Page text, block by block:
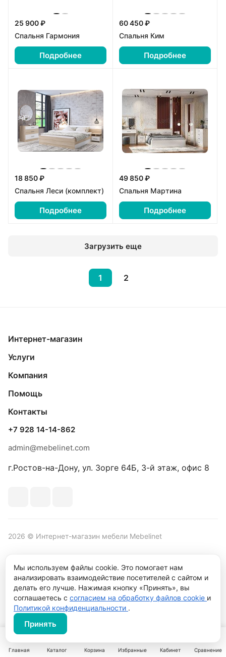
25 900 ₽
Спальня Гармония
Подробнее
60 450 ₽
Спальня Ким
Подробнее
18 850 ₽
Спальня Леси (комплект)
Подробнее
49 850 ₽
Спальня Мартина
Подробнее
Загрузить еще
1 2
Интернет-магазин
Услуги
Компания
Помощь
Контакты
+7 928 14-14-862
admin@mebelinet.com
г.Ростов-на-Дону, ул. Зорге 64Б, 3-й этаж, офис 8
2026 © Интернет-магазин мебели Mebelinet
Политика обработки персональных данных Политика
конфиденциальности
Продвижение сайта студияРекламный контент
Главная Каталог Корзина Избранные Кабинет Сравнение
Мы используем файлы cookie. Это помогает нам
анализировать взаимодействие посетителей с сайтом и
делать его лучше. Нажимая кнопку «Принять», вы
соглашаетесь с согласием на обработку файлов cookie и
Политикой конфиденциальности .
Принять